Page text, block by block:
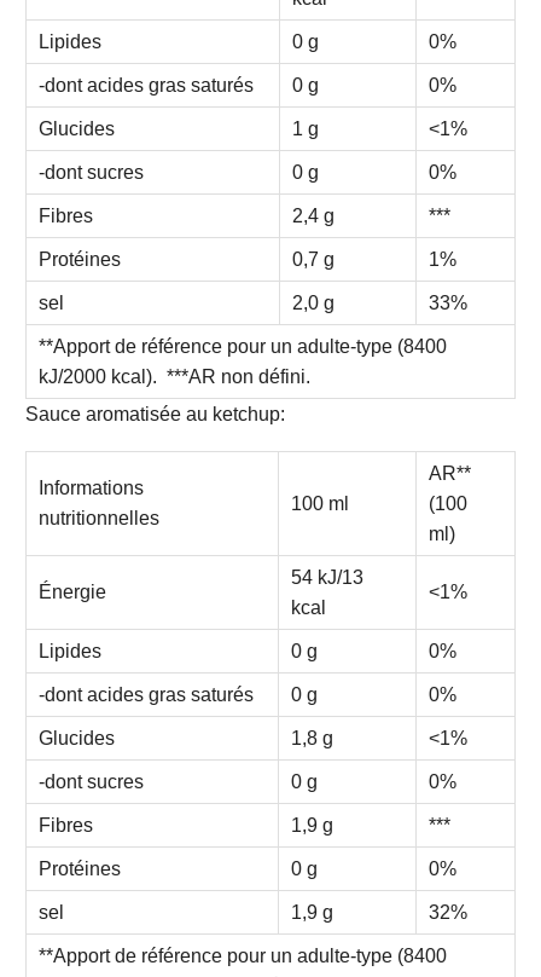
Lipides 0 g 0%
-dont acides gras saturés 0 g 0%
Glucides 1 g <1%
-dont sucres 0 g 0%
Fibres 2,4 g ***
Protéines 0,7 g 1%
sel 2,0 g 33%
**Apport de référence pour un adulte-type (8400
kJ/2000 kcal). ***AR non défini.
Sauce aromatisée au ketchup:
Informations
nutritionnelles
100 ml
AR**
(100
ml)
Énergie
54 kJ/13
kcal
<1%
Lipides 0 g 0%
-dont acides gras saturés 0 g 0%
Glucides 1,8 g <1%
-dont sucres 0 g 0%
Fibres 1,9 g ***
Protéines 0 g 0%
sel 1,9 g 32%
**Apport de référence pour un adulte-type (8400